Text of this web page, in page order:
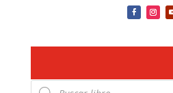
Búsqueda